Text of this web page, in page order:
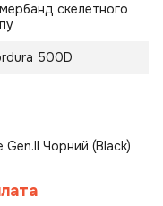
скелетного
500D
Чорний (Black)